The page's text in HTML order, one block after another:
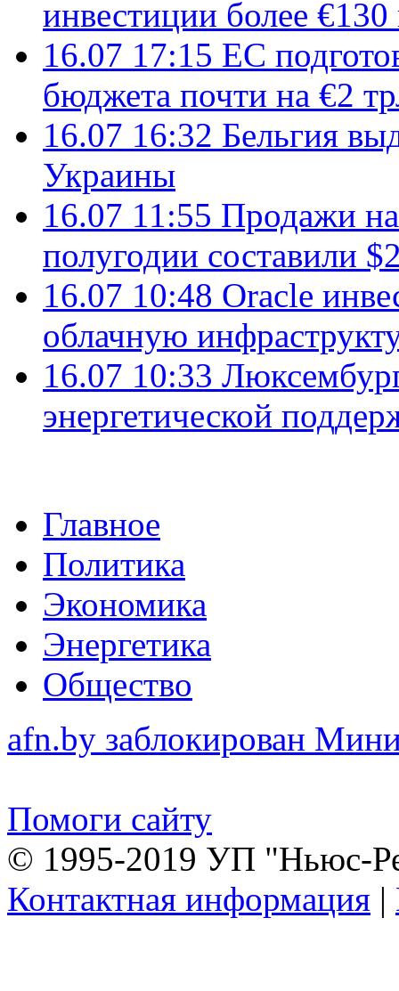
инвестиции более
16.07 17:15 ЕС
бюджета почти на €2
16.07 16:32 Бельгия
Украины
16.07 11:55 Продажи
полугодии составили
16.07 10:48 Oracle
облачную
16.07 10:33
энергетической
Главное
Политика
Экономика
Энергетика
Общество
afn.by заблокирован
Помоги сайту
© 1995-2019 УП "Ньюс-
Контактная информация |